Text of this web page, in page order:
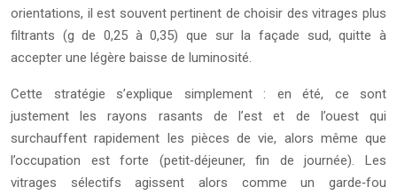
orientations, il est souvent pertinent de choisir des vitrages plus
filtrants (g de 0,25 à 0,35) que sur la façade sud, quitte à
accepter une légère baisse de luminosité.
Cette stratégie s’explique simplement : en été, ce sont
justement les rayons rasants de l’est et de l’ouest qui
surchauffent rapidement les pièces de vie, alors même que
l’occupation est forte (petit‑déjeuner, fin de journée). Les
vitrages sélectifs agissent alors comme un garde‑fou